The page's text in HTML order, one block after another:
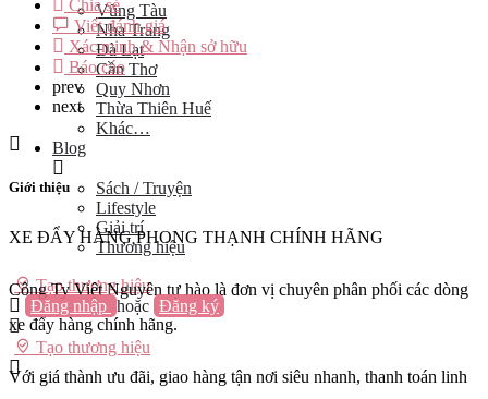
Vũng Tàu
Nha Trang
Đà Lạt
Cần Thơ
Quy Nhơn
Thừa Thiên Huế
Khác…
Blog
Sách / Truyện
Lifestyle
Giải trí
Thương hiệu
Tạo thương hiệu
Đăng nhập hoặc Đăng ký
Tạo thương hiệu
Chia sẻ
Viết đánh giá
Xác minh & Nhận sở hữu
Báo cáo
prev
next
Giới thiệu
XE ĐẨY HÀNG PHONG THẠNH CHÍNH HÃNG
Công Ty Việt Nguyên tự hào là đơn vị chuyên phân phối các dòng
xe đẩy hàng chính hãng.
Với giá thành ưu đãi, giao hàng tận nơi siêu nhanh, thanh toán linh